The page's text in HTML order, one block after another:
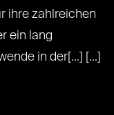
ihre zahlreichen
ein lang
in der[...] [...]